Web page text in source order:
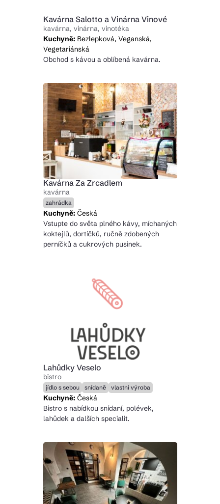
Kavárna Salotto a Vinárna Vinové
kavárna, vinárna, vinotéka
Kuchyně:Bezlepková, Veganská,
Vegetariánská
Obchod s kávou a oblíbená kavárna.
Kavárna Za Zrcadlem
kavárna
zahrádka
Kuchyně:Česká
Vstupte do světa plného kávy, míchaných
koktejlů, dortíčků, ručně zdobených
perníčků a cukrových pusinek.
Lahůdky Veselo
bistro
jídlo s sebou snídaně vlastní výroba
Kuchyně:Česká
Bistro s nabídkou snídaní, polévek,
lahůdek a dalších specialit.